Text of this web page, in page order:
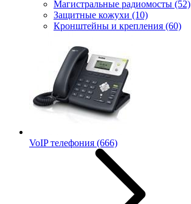
Магистральные радиомосты (52)
Защитные кожухи (10)
Кронштейны и крепления (60)
VoIP телефония (666)